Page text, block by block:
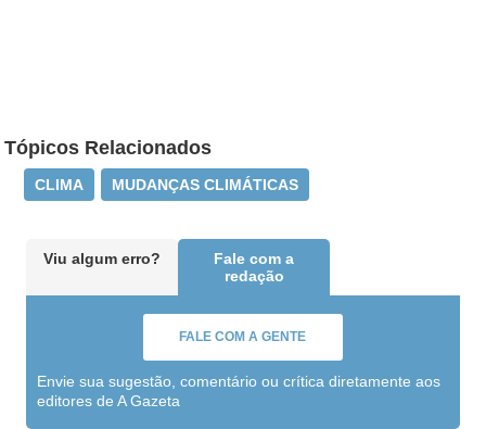
Tópicos Relacionados
CLIMA MUDANÇAS CLIMÁTICAS
Viu algum erro?
Fale com a
redação
FALE COM A GENTE
Envie sua sugestão, comentário ou crítica diretamente aos
editores de A Gazeta